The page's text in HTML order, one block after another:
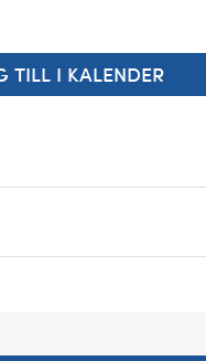
العربية / Arabic
TILL I KALENDER